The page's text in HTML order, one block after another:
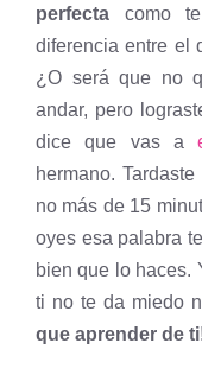
perfecta como
diferencia entre el
¿O será que no
andar, pero
dice que vas a
hermano.
no más de 15
oyes esa palabra
bien que lo haces.
ti no te da miedo
que aprender de